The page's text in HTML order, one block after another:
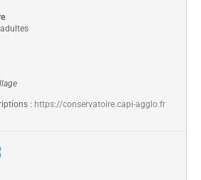
: https://conservatoire.capi-agglo.fr